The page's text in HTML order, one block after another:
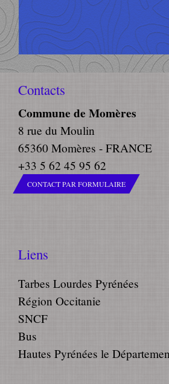
Contacts
Commune de Momères
8 rue du Moulin
65360 Momères - FRANCE
+33 5 62 45 95 62
CONTACT PAR FORMULAIRE
Liens
Tarbes Lourdes Pyrénées
Région Occitanie
SNCF
Bus
Hautes Pyrénées le